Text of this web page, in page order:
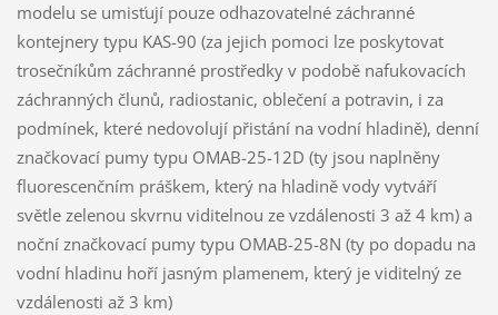
modelu se umisťují pouze odhazovatelné záchranné
kontejnery typu KAS-90 (za jejich pomoci lze poskytovat
trosečníkům záchranné prostředky v podobě nafukovacích
záchranných člunů, radiostanic, oblečení a potravin, i za
podmínek, které nedovolují přistání na vodní hladině), denní
značkovací pumy typu OMAB-25-12D (ty jsou naplněny
fluorescenčním práškem, který na hladině vody vytváří
světle zelenou skvrnu viditelnou ze vzdálenosti 3 až 4 km) a
noční značkovací pumy typu OMAB-25-8N (ty po dopadu na
vodní hladinu hoří jasným plamenem, který je viditelný ze
vzdálenosti až 3 km)